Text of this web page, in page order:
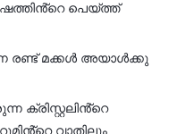
പെയ്ത്ത്
രണ്ട് മക്കൾ അയാൾക്കു
ക്രിസ്റ്റലിൻ്റെ
വാതിലും